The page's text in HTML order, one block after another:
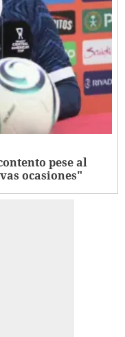
pese al
ocasiones"